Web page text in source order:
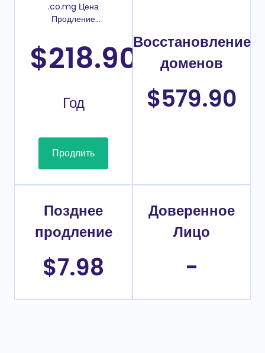
.co.mg Цена
Продление
$218.90
Год
Продлить
Восстановление
доменов
$579.90
Позднее
продление
$7.98
Доверенное
Лицо
-